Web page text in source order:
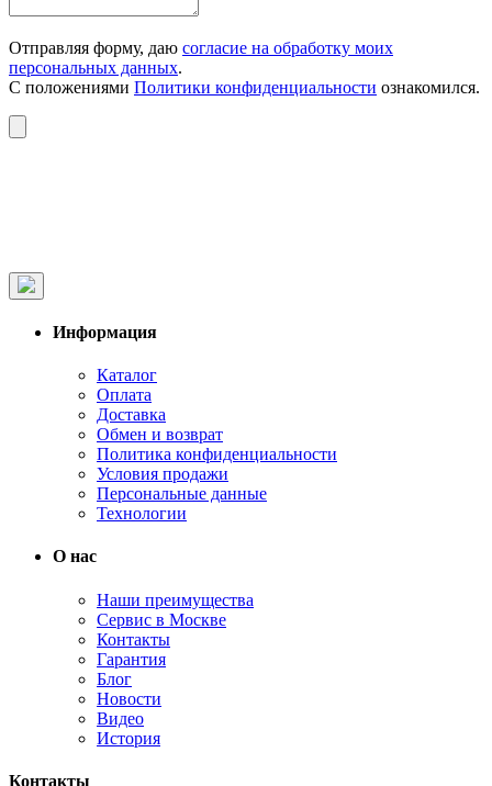
Отправляя форму, даю согласие на обработку моих
персональных данных.
С положениями Политики конфиденциальности ознакомился.
Информация
Каталог
Оплата
Доставка
Обмен и возврат
Политика конфиденциальности
Условия продажи
Персональные данные
Технологии
О нас
Наши преимущества
Сервис в Москве
Контакты
Гарантия
Блог
Новости
Видео
История
Контакты